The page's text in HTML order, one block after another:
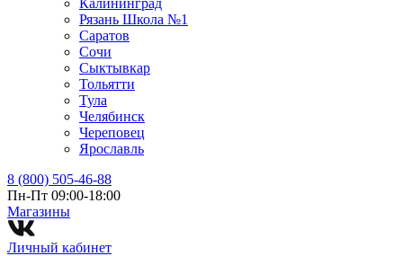
Калининград
Рязань Школа №1
Саратов
Сочи
Сыктывкар
Тольятти
Тула
Челябинск
Череповец
Ярославль
8 (800) 505-46-88
Пн-Пт 09:00-18:00
Магазины⁠
Личный кабинет